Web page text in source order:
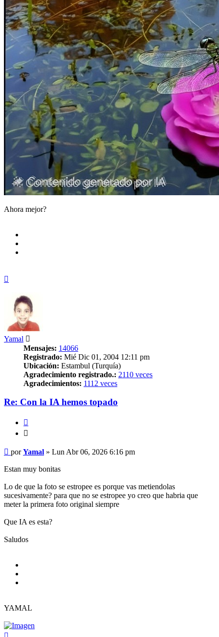
Ahora mejor?
Yamal
Mensajes: 14066
Registrado: Mié Dic 01, 2004 12:11 pm
Ubicación: Estambul (Turquía)
Agradecimiento registrado.: 2110 veces
Agradecimientos: 1112 veces
Re: Con la IA hemos topado
Mensaje
porYamal » Lun Abr 06, 2026 6:16 pm
Estan muy bonitas
Lo de que la foto se estropee es porque vas metiendolas
sucesivamente? para que no se estropee yo creo que habria que
meter la primera foto original siempre
Que IA es esta?
Saludos
YAMAL